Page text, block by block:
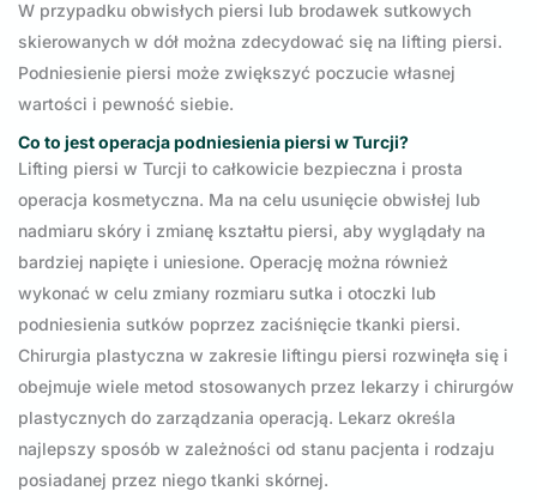
W przypadku obwisłych piersi lub brodawek sutkowych
skierowanych w dół można zdecydować się na lifting piersi.
Podniesienie piersi może zwiększyć poczucie własnej
wartości i pewność siebie.
Co to jest operacja podniesienia piersi w Turcji?
Lifting piersi w Turcji to całkowicie bezpieczna i prosta
operacja kosmetyczna. Ma na celu usunięcie obwisłej lub
nadmiaru skóry i zmianę kształtu piersi, aby wyglądały na
bardziej napięte i uniesione. Operację można również
wykonać w celu zmiany rozmiaru sutka i otoczki lub
podniesienia sutków poprzez zaciśnięcie tkanki piersi.
Chirurgia plastyczna w zakresie liftingu piersi rozwinęła się i
obejmuje wiele metod stosowanych przez lekarzy i chirurgów
plastycznych do zarządzania operacją. Lekarz określa
najlepszy sposób w zależności od stanu pacjenta i rodzaju
posiadanej przez niego tkanki skórnej.